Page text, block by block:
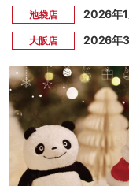
池袋店 2026年
大阪店 2026年